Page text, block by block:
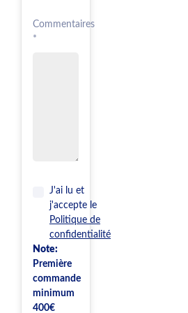
Commentaires
*
J'ai lu et
j'accepte le
Politique de
confidentialité
Note:
Première
commande
minimum
400€